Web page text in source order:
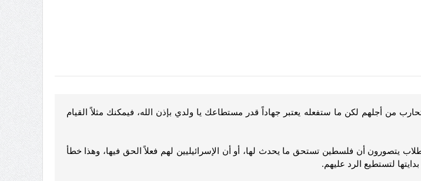
من أجلهم لكن ما ستفعله يعتبر جهاداً قدر مستطاعك يا ولدي بإذن الله، فيمكنك مثلاً القيام
يتصورون أن فلسطين تستحق ما يحدث لها، أو أن الإسرائيليين لهم فعلاً الحق فيها، وهذا خطأ
لتستطيع الرد عليهم.